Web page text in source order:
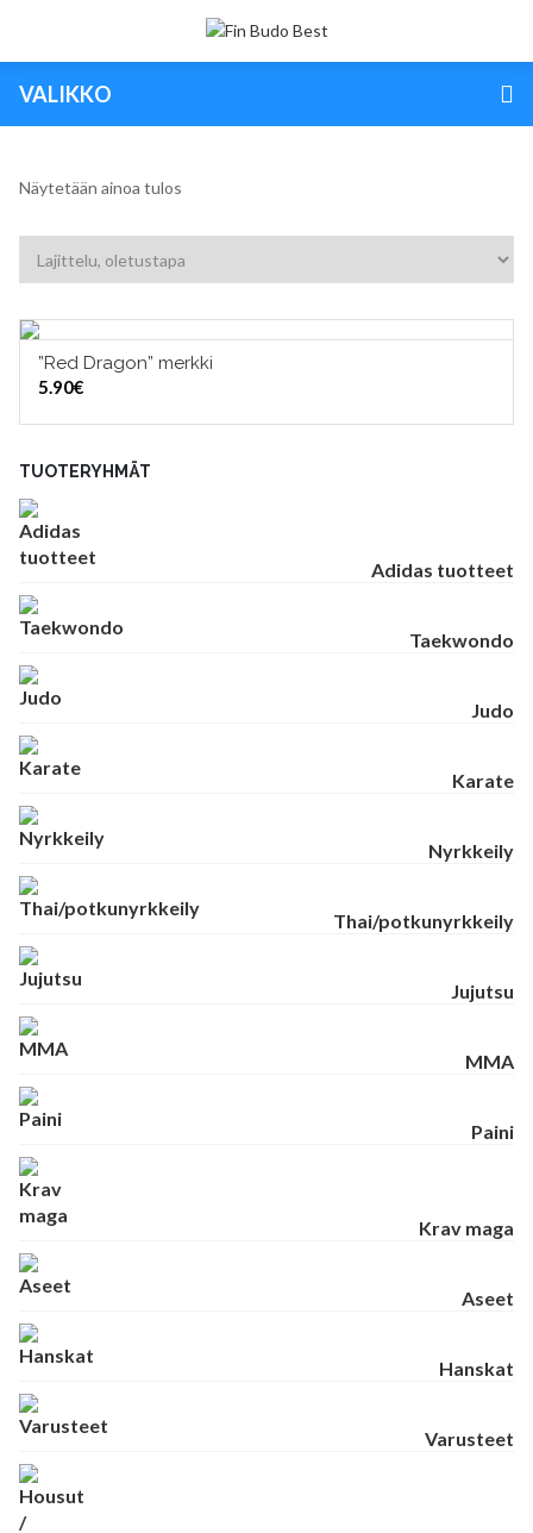
VALIKKO
Näytetään ainoa tulos
”Red Dragon” merkki
5.90€
TUOTERYHMÄT
Adidas tuotteet
Taekwondo
Judo
Karate
Nyrkkeily
Thai/potkunyrkkeily
Jujutsu
MMA
Paini
Krav maga
Aseet
Hanskat
Varusteet